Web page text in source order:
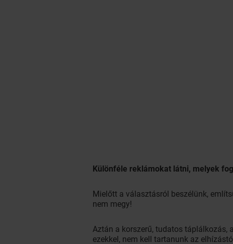
Különféle reklámokat látni, melyek
Mielőtt a választásról beszélünk,
nem megy!
Aztán a korszerű, tudatos táplálkozás,
ezekkel, nem kell tartanunk az